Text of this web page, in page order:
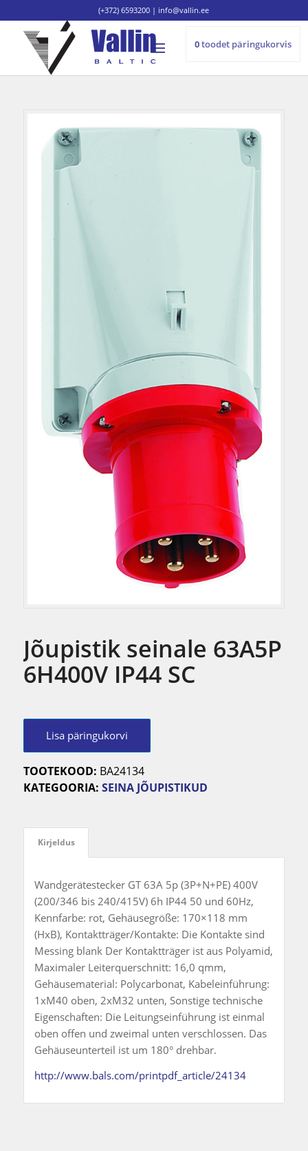
(+372) 6593200 | info@vallin.ee
0toodet päringukorvis
Jõupistik seinale 63A5P
6H400V IP44 SC
Lisa päringukorvi
TOOTEKOOD: BA24134
KATEGOORIA: SEINA JÕUPISTIKUD
Kirjeldus
Wandgerätestecker GT 63A 5p (3P+N+PE) 400V
(200/346 bis 240/415V) 6h IP44 50 und 60Hz,
Kennfarbe: rot, Gehäusegröße: 170×118 mm
(HxB), Kontaktträger/Kontakte: Die Kontakte sind
Messing blank Der Kontaktträger ist aus Polyamid,
Maximaler Leiterquerschnitt: 16,0 qmm,
Gehäusematerial: Polycarbonat, Kabeleinführung:
1xM40 oben, 2xM32 unten, Sonstige technische
Eigenschaften: Die Leitungseinführung ist einmal
oben offen und zweimal unten verschlossen. Das
Gehäuseunterteil ist um 180° drehbar.
http://www.bals.com/printpdf_article/24134